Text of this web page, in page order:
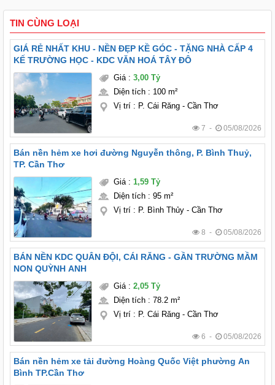
TIN CÙNG LOẠI
GIÁ RẺ NHẤT KHU - NỀN ĐẸP KỀ GÓC - TẶNG NHÀ CẤP 4
KẾ TRƯỜNG HỌC - KDC VĂN HOÁ TÂY ĐÔ
Giá: 3,00 Tỷ
Diện tích: 100 m²
Vị trí: P. Cái Răng - Cần Thơ
7 - 05/08/2026
Bán nền hẻm xe hơi đường Nguyễn thông, P. Bình Thuỷ,
TP. Cần Thơ
Giá: 1,59 Tỷ
Diện tích: 95 m²
Vị trí: P. Bình Thủy - Cần Thơ
8 - 05/08/2026
BÁN NỀN KDC QUÂN ĐỘI, CÁI RĂNG - GẦN TRƯỜNG MẦM
NON QUỲNH ANH
Giá: 2,05 Tỷ
Diện tích: 78.2 m²
Vị trí: P. Cái Răng - Cần Thơ
6 - 05/08/2026
Bán nền hẻm xe tải đường Hoàng Quốc Việt phường An
Bình TP.Cần Thơ